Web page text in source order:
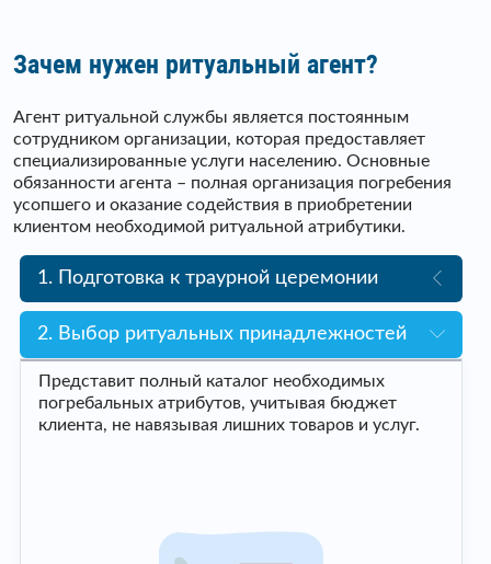
Зачем нужен ритуальный агент?
Агент ритуальной службы является постоянным
сотрудником организации, которая предоставляет
специализированные услуги населению. Основные
обязанности агента – полная организация погребения
усопшего и оказание содействия в приобретении
клиентом необходимой ритуальной атрибутики.
1. Подготовка к траурной церемонии
2. Выбор ритуальных принадлежностей
Представит полный каталог необходимых
погребальных атрибутов, учитывая бюджет
клиента, не навязывая лишних товаров и услуг.